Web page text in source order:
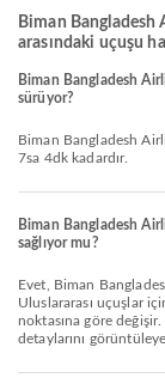
Biman Bangladesh
arasındaki uçuşu
Biman Bangladesh
sürüyor?
Biman Bangladesh Airlines ile Dhaka çıkışlı Sharjah varışlı uçuş süresi yaklaşık
7sa 4dk kadardır.
Biman Bangladesh
sağlıyor mu?
Evet, Biman Bangladesh Airlines Dhaka çıkışlı Sharjah varışlı Yerel &
Uluslararası uçuşlar
noktasına göre
detaylarını